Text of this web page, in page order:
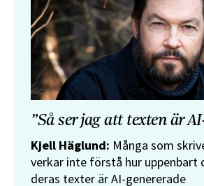
”Så ser jag att texten är
Kjell Häglund: Många som
verkar inte förstå hur uppenbart
deras texter är AI-genererade